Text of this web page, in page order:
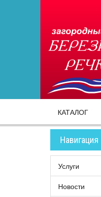
КАТАЛОГ
Навигация
Услуги
Новости